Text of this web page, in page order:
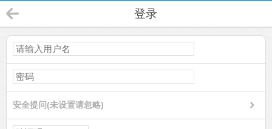
登录
安全提问(未设置请忽略)